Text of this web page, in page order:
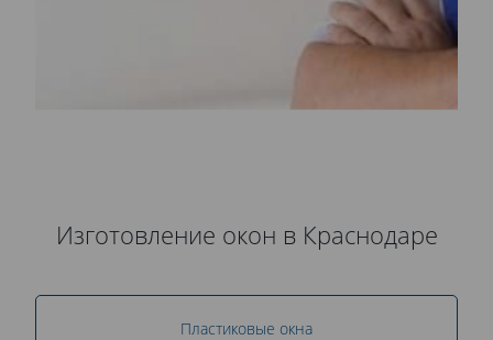
Изготовление окон в Краснодаре
Пластиковые окна